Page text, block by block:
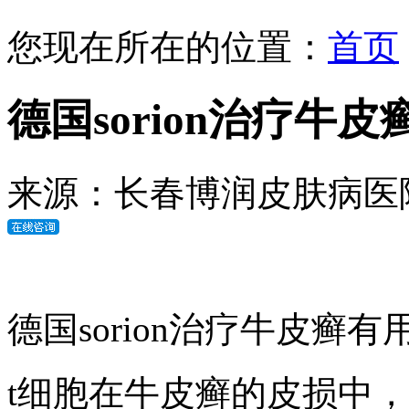
您现在所在的位置： 首页
德国sorion治疗牛皮
来源：长春博润皮肤病医
德国sorion治疗牛皮癣有
t细胞在牛皮癣的皮损中